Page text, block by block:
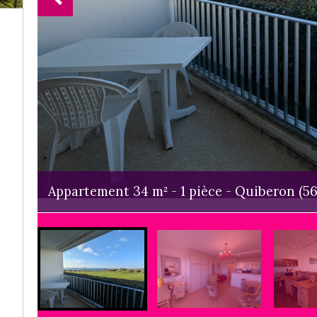
Appartement 34 m² - 1 pièce - Quiberon